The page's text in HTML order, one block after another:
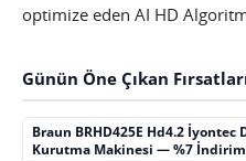
optimize eden AI HD
Günün Öne Çıkan
Braun BRHD425E Hd4.2 İyontec
Kurutma Makinesi — %7 İndirim